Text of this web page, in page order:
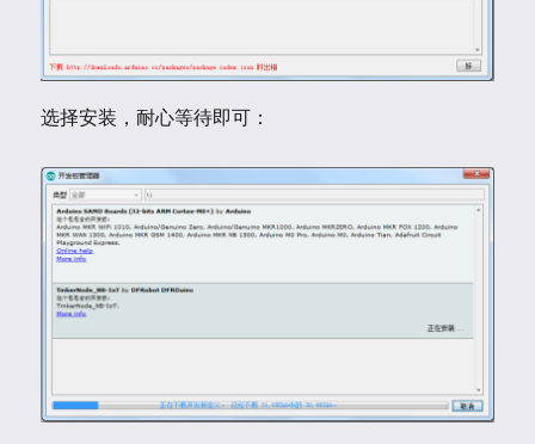
选择安装，耐心等待即可：